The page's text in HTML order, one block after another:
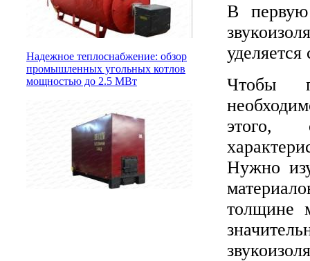
Надежное теплоснабжение: обзор
промышленных угольных котлов
мощностью до 2.5 МВт
В первую
Чтобы
этого,
Нужно
толщине